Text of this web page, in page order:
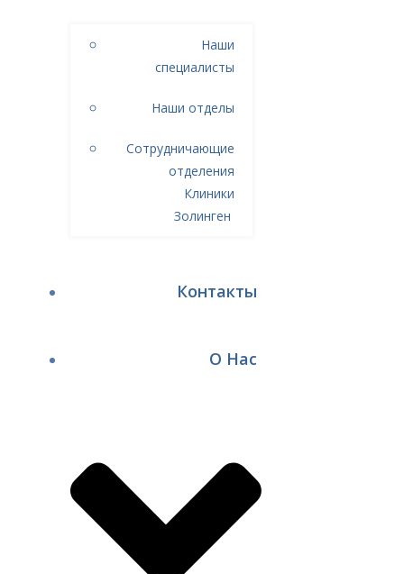
Наши
специалисты
Наши отделы
Сотрудничающие
отделения
Клиники
Золинген
Контакты
О Нас